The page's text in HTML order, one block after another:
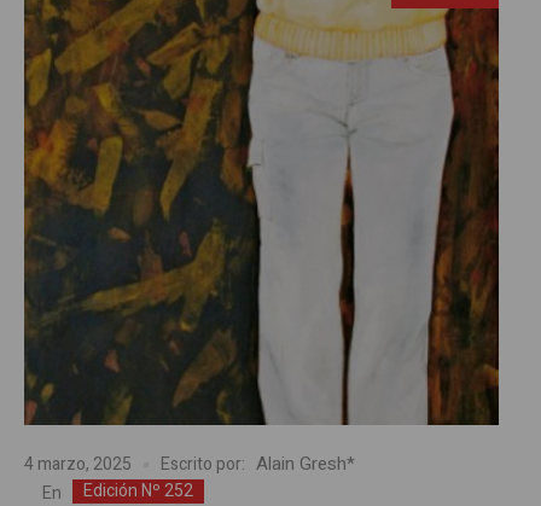
4 marzo, 2025 Escrito por: Alain Gresh*
En Edición Nº 252